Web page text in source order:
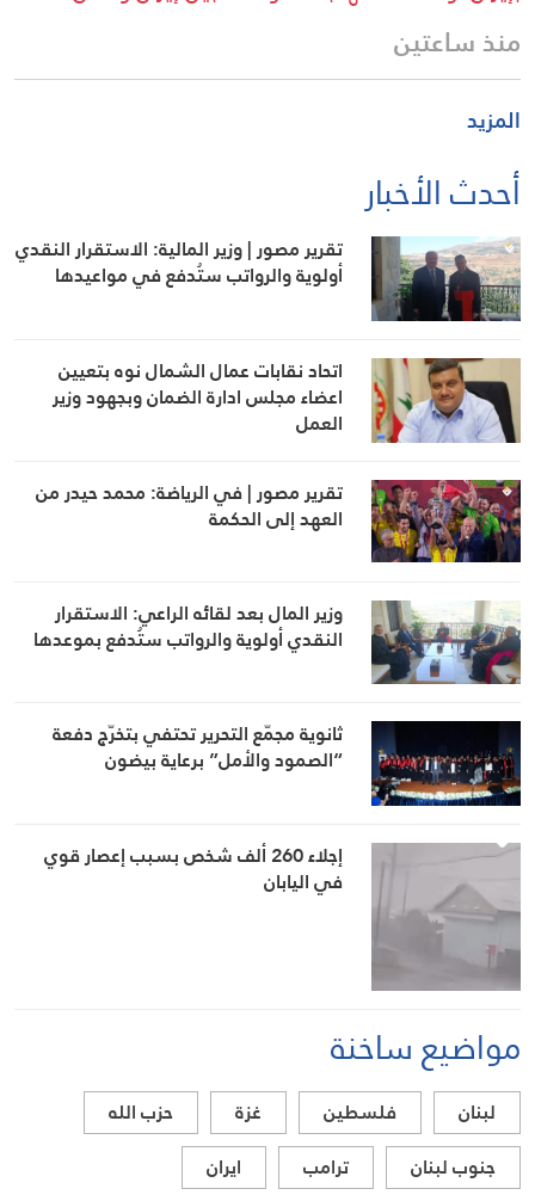
منذ ساعتين
المزيد
أحدث الأخبار
تقرير مصور | وزير المالية: الاستقرار النقدي
أولوية والرواتب ستُدفع في مواعيدها
اتحاد نقابات عمال الشمال نوه بتعيين
اعضاء مجلس ادارة الضمان وبجهود وزير
العمل
تقرير مصور | في الرياضة: محمد حيدر من
العهد إلى الحكمة
وزير المال بعد لقائه الراعي: الاستقرار
النقدي أولوية والرواتب ستُدفع بموعدها
ثانوية مجمّع التحرير تحتفي بتخرّج دفعة
“الصمود والأمل” برعاية بيضون
إجلاء 260 ألف شخص بسبب إعصار قوي
في اليابان
مواضيع ساخنة
لبنان فلسطين غزة
حزب الله
جنوب لبنان
ترامب
ايران